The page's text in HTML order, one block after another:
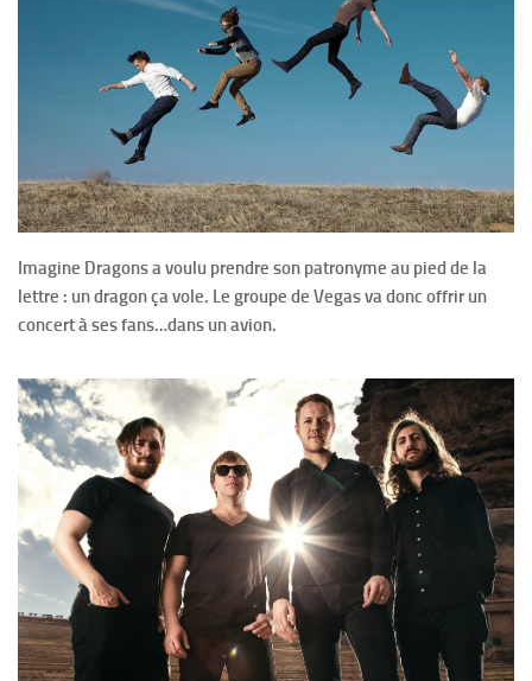
Imagine Dragons a voulu prendre son patronyme au pied de la
lettre : un dragon ça vole. Le groupe de Vegas va donc offrir un
concert à ses fans…dans un avion.